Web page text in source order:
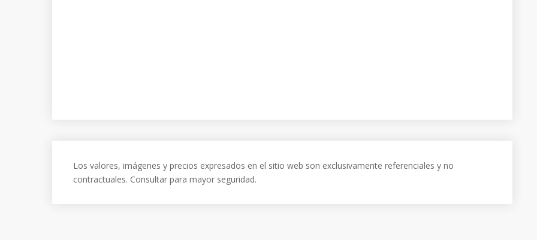
Los valores, imágenes y precios expresados en el sitio web son exclusivamente referenciales y no
contractuales. Consultar para mayor seguridad.